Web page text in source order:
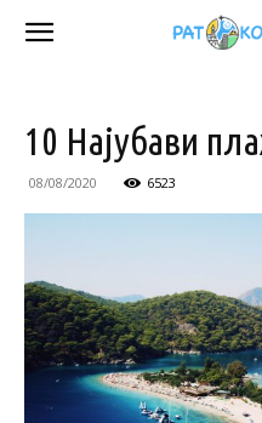
10 Најубави
08/08/2020 6523